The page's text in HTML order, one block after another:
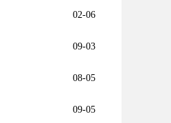
02-06
09-03
08-05
09-05